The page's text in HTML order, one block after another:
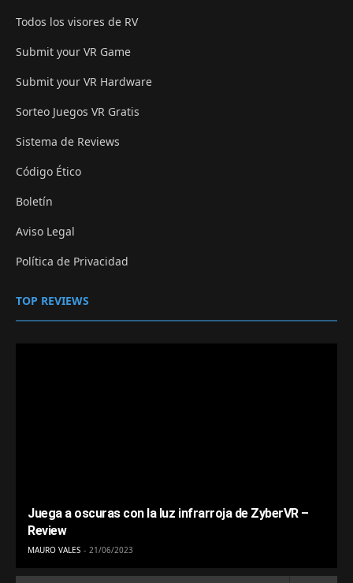
Todos los visores de RV
Submit your VR Game
Submit your VR Hardware
Sorteo Juegos VR Gratis
Sistema de Reviews
Código Ético
Boletín
Aviso Legal
Política de Privacidad
TOP REVIEWS
Juega a oscuras con la luz infrarroja de ZyberVR –
Review
MAURO VALES 21/06/2023